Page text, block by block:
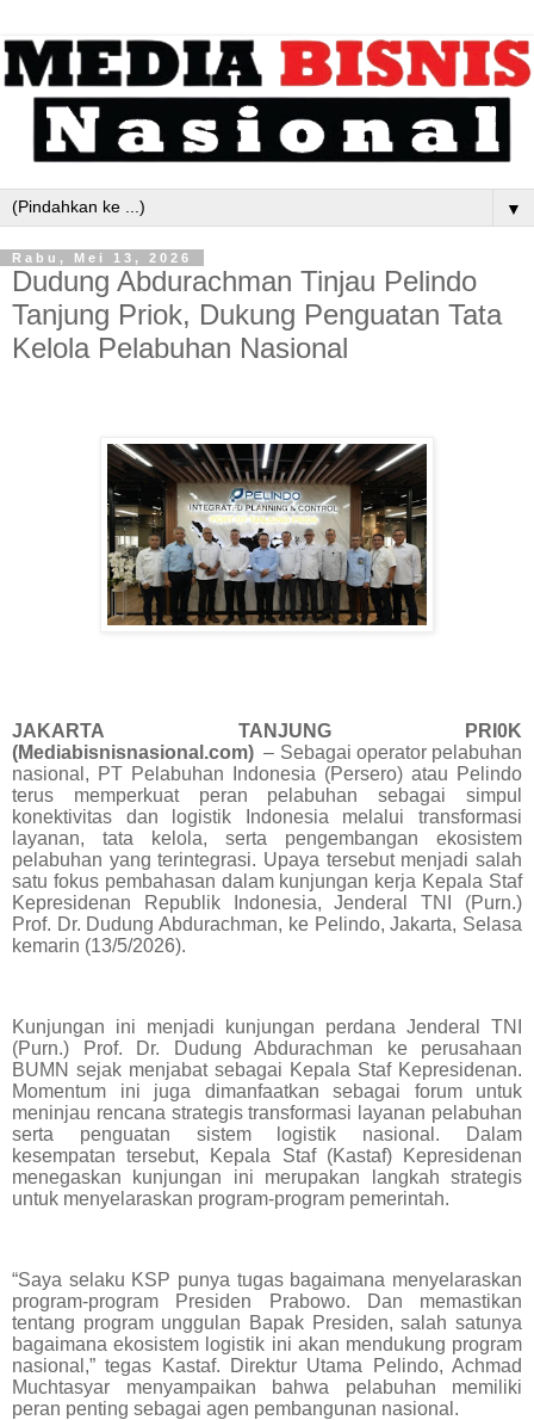
▼
Rabu, Mei 13, 2026
Dudung Abdurachman Tinjau Pelindo
Tanjung Priok, Dukung Penguatan Tata
Kelola Pelabuhan Nasional
JAKARTA TANJUNG PRI0K
(Mediabisnisnasional.com)– Sebagai operator pelabuhan
nasional, PT Pelabuhan Indonesia (Persero) atau Pelindo
terus memperkuat peran pelabuhan sebagai simpul
konektivitas dan logistik Indonesia melalui transformasi
layanan, tata kelola, serta pengembangan ekosistem
pelabuhan yang terintegrasi. Upaya tersebut menjadi salah
satu fokus pembahasan dalam kunjungan kerja Kepala Staf
Kepresidenan Republik Indonesia, Jenderal TNI (Purn.)
Prof. Dr. Dudung Abdurachman, ke Pelindo, Jakarta, Selasa
kemarin (13/5/2026).
Kunjungan ini menjadi kunjungan perdana Jenderal TNI
(Purn.) Prof. Dr. Dudung Abdurachman ke perusahaan
BUMN sejak menjabat sebagai Kepala Staf Kepresidenan.
Momentum ini juga dimanfaatkan sebagai forum untuk
meninjau rencana strategis transformasi layanan pelabuhan
serta penguatan sistem logistik nasional. Dalam
kesempatan tersebut, Kepala Staf (Kastaf) Kepresidenan
menegaskan kunjungan ini merupakan langkah strategis
untuk menyelaraskan program-program pemerintah.
“Saya selaku KSP punya tugas bagaimana menyelaraskan
program-program Presiden Prabowo. Dan memastikan
tentang program unggulan Bapak Presiden, salah satunya
bagaimana ekosistem logistik ini akan mendukung program
nasional,” tegas Kastaf. Direktur Utama Pelindo, Achmad
Muchtasyar menyampaikan bahwa pelabuhan memiliki
peran penting sebagai agen pembangunan nasional.